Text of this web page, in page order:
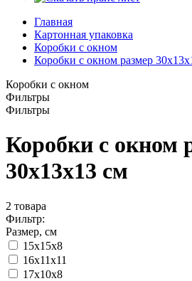
Главная
Картонная упаковка
Коробки с окном
Коробки с окном размер
Коробки с окном
Фильтры
Фильтры
Коробки с окном
30x13x13 см
2 товара
Фильтр:
Размер, см
15х15х8
16x11x11
17х10х8